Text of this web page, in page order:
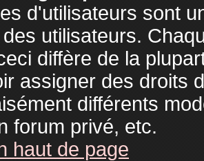
d'utilisateurs sont
utilisateurs.
diffère de la
assigner des droits
différents
forum privé, etc.
haut de page